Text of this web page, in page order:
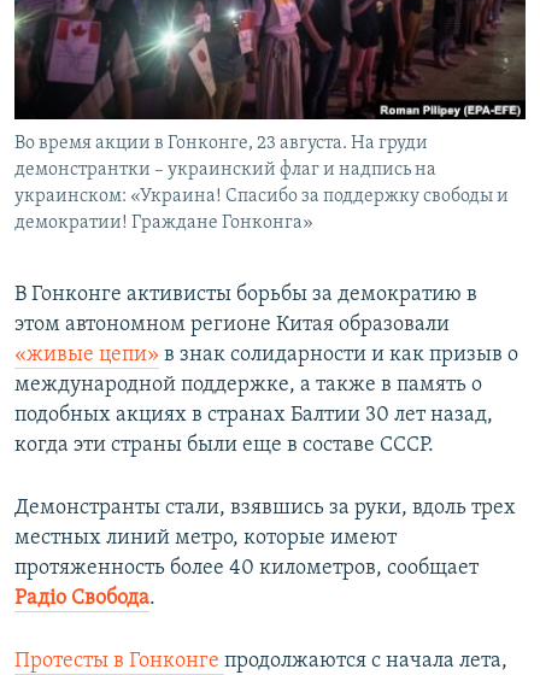
ПОБЕДИТЕЛЕЙ НЕ СУДЯТ?
КРЫМ.НЕПОКОРЕННЫЙ
ELIFBE
УКРАИНСКАЯ ПРОБЛЕМА КРЫМА
ПРИСОЕДИНЯЙТЕСЬ!
Все сайты RFE/RL
Во время акции в Гонконге, 23 августа. На груди
демонстрантки – украинский флаг и надпись на
украинском: «Украина! Спасибо за поддержку свободы и
демократии! Граждане Гонконга»
В Гонконге активисты борьбы за демократию в
этом автономном регионе Китая образовали
«живые цепи» в знак солидарности и как призыв о
международной поддержке, а также в память о
подобных акциях в странах Балтии 30 лет назад,
когда эти страны были еще в составе СССР.
Демонстранты стали, взявшись за руки, вдоль трех
местных линий метро, которые имеют
протяженность более 40 километров, сообщает
Радіо Свобода.
Протесты в Гонконге продолжаются с начала лета,